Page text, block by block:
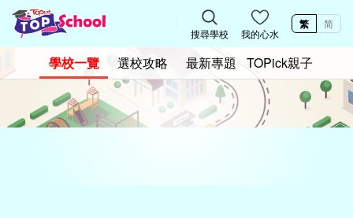
搜尋學校 我的心水
繁 简
學校一覽 選校攻略 最新專題 TOPick親子